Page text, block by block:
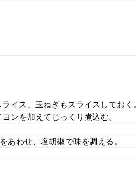
ス、玉ねぎもスライスしておく。
を加えてじっくり煮込む。
わせ、塩胡椒で味を調える。